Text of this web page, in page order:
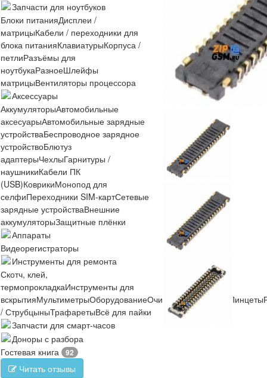
Запчасти для ноутбуков
Блоки питанияДисплеи /
матрицыКабели / переходники для
блока питанияКлавиатурыКорпуса /
петлиРазъёмы для
ноутбукаРазноеШлейфы
матрицыВентиляторы процессора
Аксессуары
АккумуляторыАвтомобильные
аксесуарыАвтомобильные зарядные
устройстваБеспроводное зарядное
устройствоБлютуз
адаптерыЧехлыГарнитуры /
наушникиКабели ПК
(USB)КоврикиМонопод для
селфиПереходники SIM-картСетевые
зарядные устройстваВнешние
аккумуляторыЗащитные плёнки
Аппараты
Видеорегистраторы
Инструменты для ремонта
Скотч, клей,
термопрокладкаИнструменты для
вскрытияМультиметрыОборудованиеОчистителиОтвертки Пинцеты
/ СтрубцыныТрафаретыВсё для пайки
Запчасти для смарт-часов
Доноры с разбора
Гостевая книга
92
Читать отзывы